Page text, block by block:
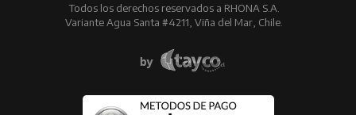
Todos los derechos reservados a RHONA S.A.
Variante Agua Santa #4211, Viña del Mar, Chile.